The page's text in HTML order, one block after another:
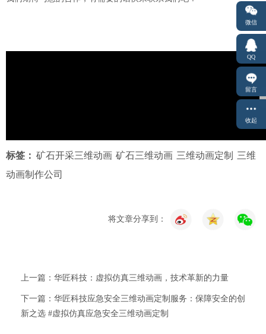
标签： 矿石开采三维动画 矿石三维动画 三维动画定制
三维
动画制作公司
将文章分享到：
上一篇：华匠科技：虚拟仿真三维动画，技术革新的力量
下一篇：华匠科技应急安全三维动画定制服务：保障安全的创
新之选 #虚拟仿真应急安全三维动画定制
微信
QQ
留言
收起